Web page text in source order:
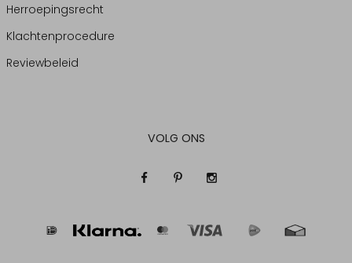
Herroepingsrecht
Klachtenprocedure
Reviewbeleid
VOLG ONS